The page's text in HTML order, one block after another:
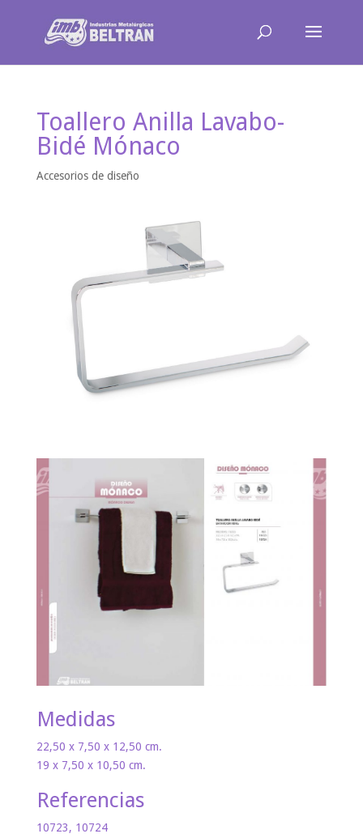
Toallero Anilla Lavabo-
Bidé Mónaco
Accesorios de diseño
Medidas
22,50 x 7,50 x 12,50 cm.
19 x 7,50 x 10,50 cm.
Referencias
10723, 10724